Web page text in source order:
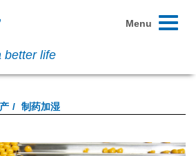
better life
Toggle
Menu
制药加湿